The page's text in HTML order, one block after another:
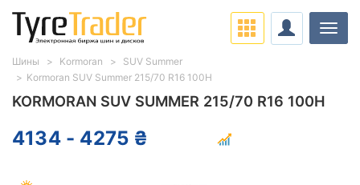
KORMORAN SUV SUMMER 215/70 R16 100H
4134 - 4275 ₴
Шины Kormoran
SUV Summer
Kormoran SUV Summer 215/70 R16 100H